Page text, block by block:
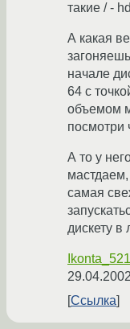
такие / -
А какая
начале
64 с
объемом
посмотри
А то у
самая
дискету в
Ikonta_521
Ссылка